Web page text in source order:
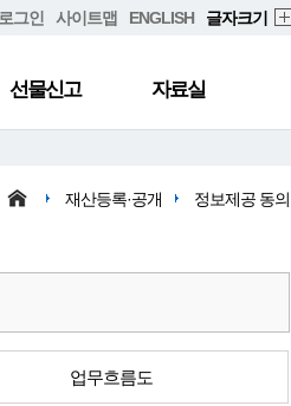
로그인 사이트맵 ENGLISH 글자크기
선물신고 자료실
재산등록·공개 정보제공 동의
업무흐름도